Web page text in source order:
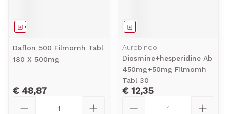
Geneesmiddel
Daflon 500 Filmomh Tabl
180 X 500mg
€ 48,87
Geneesmiddel
Aurobindo
Diosmine+hesperidine Ab
450mg+50mg Filmomh
Tabl 30
€ 12,35